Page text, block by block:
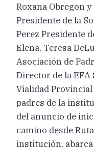
Roxana Obregon
Presidente de la
Perez Presidente
Elena, Teresa
Asociación de
Director de la EFA
Vialidad
padres de la
del anuncio de
camino desde
institución,